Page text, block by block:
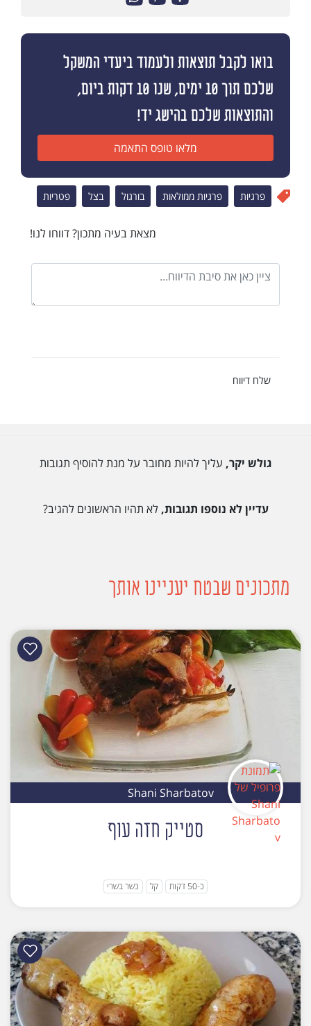
בואו לקבל תוצאות ולעמוד ביעדי המשקל
שלכם תוך 10 ימים, שנו 10 דקות ביום,
והתוצאות שלכם בהישג יד!
מלאו טופס התאמה
פרגיות פרגיות ממולאות בורגול בצל פטריות
מצאת בעיה מתכון? דווחו לנו!
שלח דיווח
גולש יקר, עליך להיות מחובר על מנת להוסיף תגובות
עדיין לא נוספו תגובות,לא תהיו הראשונים להגיב?
מתכונים שבטח יעניינו אותך
Shani Sharbatov
סטייק חזה עוף
כ-50 דקות קל כשר בשרי